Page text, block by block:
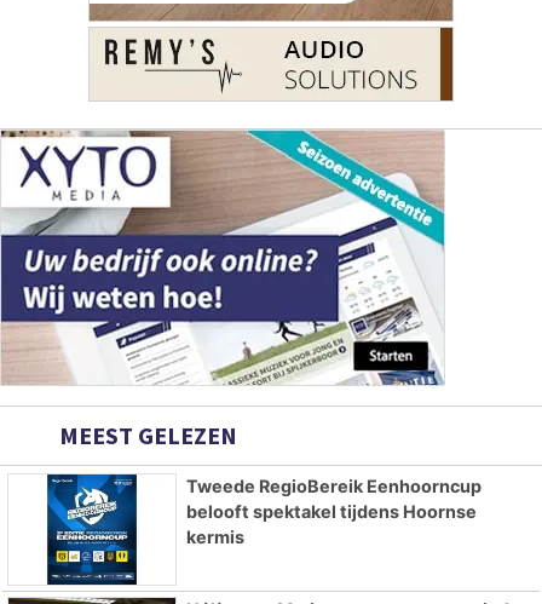
MEEST GELEZEN
Tweede RegioBereik Eenhoorncup
belooft spektakel tijdens Hoornse
kermis